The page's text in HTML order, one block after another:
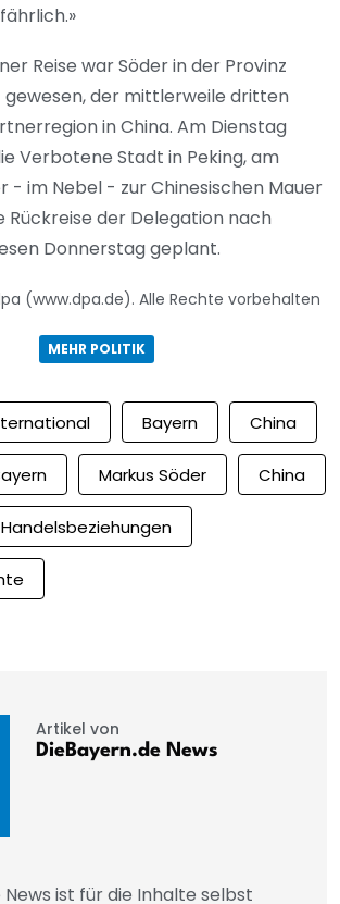
Reise war Söder in der Provinz
gewesen, der mittlerweile dritten
in China. Am Dienstag
Verbotene Stadt in Peking, am
- im Nebel - zur Chinesischen Mauer
Rückreise der Delegation nach
Donnerstag geplant.
(www.dpa.de). Alle Rechte vorbehalten
MEHR POLITIK
Bayern China
Markus Söder China
Handelsbeziehungen
Artikel von
DieBayern.de News
News ist für die Inhalte selbst